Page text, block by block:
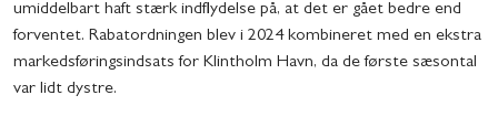
umiddelbart haft stærk indflydelse på, at det er gået bedre end
forventet. Rabatordningen blev i 2024 kombineret med en ekstra
markedsføringsindsats for Klintholm Havn, da de første sæsontal
var lidt dystre.